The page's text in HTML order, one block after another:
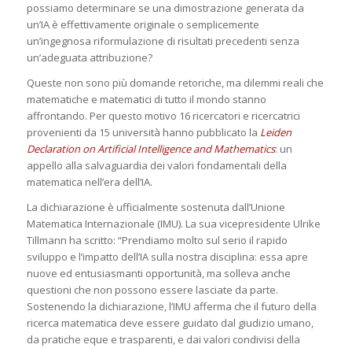
possiamo determinare se una dimostrazione generata da
un’IA è effettivamente originale o semplicemente
un’ingegnosa riformulazione di risultati precedenti senza
un’adeguata attribuzione?
Queste non sono più domande retoriche, ma dilemmi reali che
matematiche e matematici di tutto il mondo stanno
affrontando. Per questo motivo 16 ricercatori e ricercatrici
provenienti da 15 università hanno pubblicato la Leiden
Declaration on Artificial Intelligence and Mathematics: un
appello alla salvaguardia dei valori fondamentali della
matematica nell’era dell’IA.
La dichiarazione è ufficialmente sostenuta dall’Unione
Matematica Internazionale (IMU). La sua vicepresidente Ulrike
Tillmann ha scritto: “Prendiamo molto sul serio il rapido
sviluppo e l’impatto dell’IA sulla nostra disciplina: essa apre
nuove ed entusiasmanti opportunità, ma solleva anche
questioni che non possono essere lasciate da parte.
Sostenendo la dichiarazione, l’IMU afferma che il futuro della
ricerca matematica deve essere guidato dal giudizio umano,
da pratiche eque e trasparenti, e dai valori condivisi della